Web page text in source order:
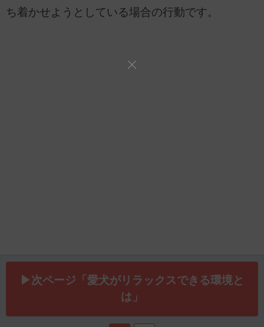
ち着かせようとしている場合の行動です。
▶次ページ「愛犬がリラックスできる環境と
は」